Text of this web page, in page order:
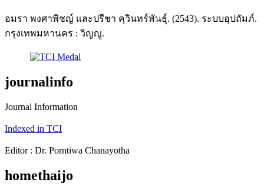
อมรา พงศาพิชญ์ และปรีชา คุวินทร์พันธุ์. (2543). ระบบอุปถัมภ์.
กรุงเทพมหานคร : วิญญู.
journalinfo
Journal Information
Indexed in TCI
Editor : Dr. Porntiwa Chanayotha
homethaijo